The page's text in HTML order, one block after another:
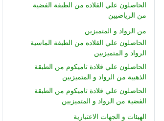
الحاصلون علي القلاده من الطبقة الفضية
من الرياضيين
من الرواد و المتميزين
الحاصلون علي القلاده من الطبقة الماسية
الرواد و المتميزيين
الحاصلون علي قلادة تاميكوم من الطبقة
الذهبية من الرواد و المتميزيين
الحاصلون علي قلادة تاميكوم من الطبقة
الفضية من الرواد و المتميزيين
الهيئات و الجهات الاعتبارية